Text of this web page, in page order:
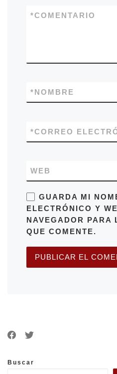
COMENTARIO
*
NOMBRE
*
CORREO
*
WEB
GUARDA MI
ELECTRÓNICO Y
NAVEGADOR PARA
QUE COMENTE.
Buscar